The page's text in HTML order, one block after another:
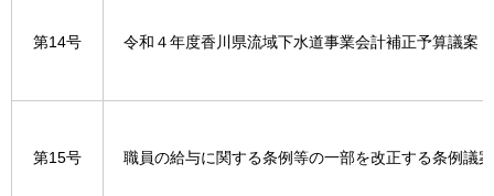
第14号 令和４年度香川県流域下水道事業会計補正予算議案
第15号 職員の給与に関する条例等の一部を改正する条例議案